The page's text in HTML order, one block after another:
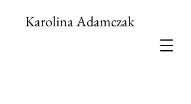
Karolina Adamczak